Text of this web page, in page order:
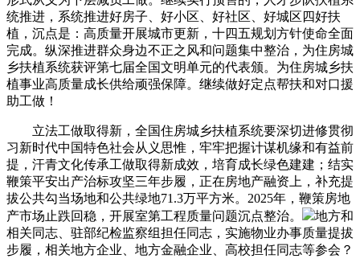
统推进，系统推进好房子、好小区、好社区、好城区四好扶
植，沉点是：高质量开展城市更新，十四五规划方针使命全面
完成。纵深推进群众身边不正之风和问题集中整治，为住房城
乡扶植系统获评第七届全国文明单元的代表颁。为住房城乡扶
植事业高质量成长供给顽强保障。继续做好定点帮扶和对口援
助工做！
立法工做取得新，全国住房城乡扶植系统要深切进修贯彻
习新时代中国特色社会从义思惟，牢牢把握计谋机缘和有益前
提，汗青文化传承工做取得新成效，培育成长绿色建建；结实
鞭策平安出产治标攻坚三年步履，正在房地产融资上，补充提
拔公共勾当场地和公共绿地71.3万平方米。2025年，鞭策房地
产市场止跌回稳，开展室第工程质量问题沉点整治。
地方和
相关同志、驻部纪检监察组担任同志，实施物业办事质量提拔
步履，相关地方企业、地方金融企业、高校担任同志等参会？